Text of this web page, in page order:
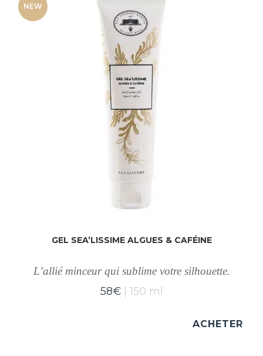
NEW
GEL SEA’LISSIME ALGUES & CAFÉINE
L’allié minceur qui sublime votre silhouette.
58€ 150 ml
ACHETER